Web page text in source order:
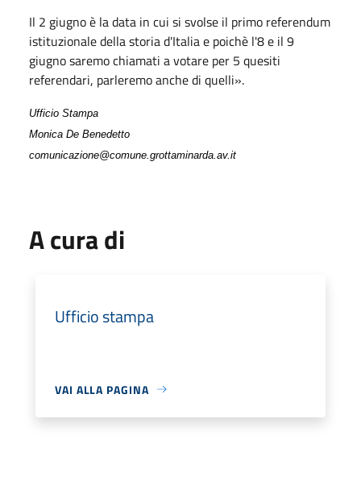
Il 2 giugno è la data in cui si svolse il primo referendum
istituzionale della storia d'Italia e poichè l'8 e il 9
giugno saremo chiamati a votare per 5 quesiti
referendari, parleremo anche di quelli».
Ufficio Stampa
Monica De Benedetto
comunicazione@comune.grottaminarda.av.it
A cura di
Ufficio stampa
VAI ALLA PAGINA